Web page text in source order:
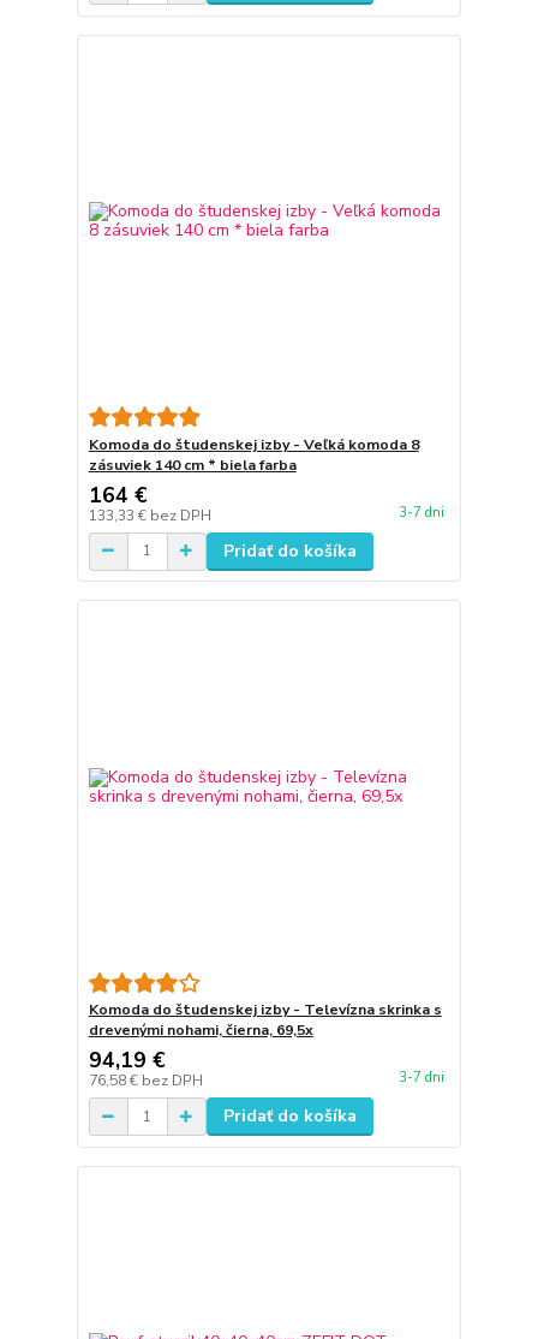
Komoda do študenskej izby - Veľká komoda 8
zásuviek 140 cm * biela farba
164 €
133,33 € bez DPH 3-7 dni
Pridať do košíka
Komoda do študenskej izby - Televízna skrinka s
drevenými nohami, čierna, 69,5x
94,19 €
76,58 € bez DPH 3-7 dni
Pridať do košíka